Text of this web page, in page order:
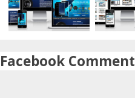
Facebook Comment